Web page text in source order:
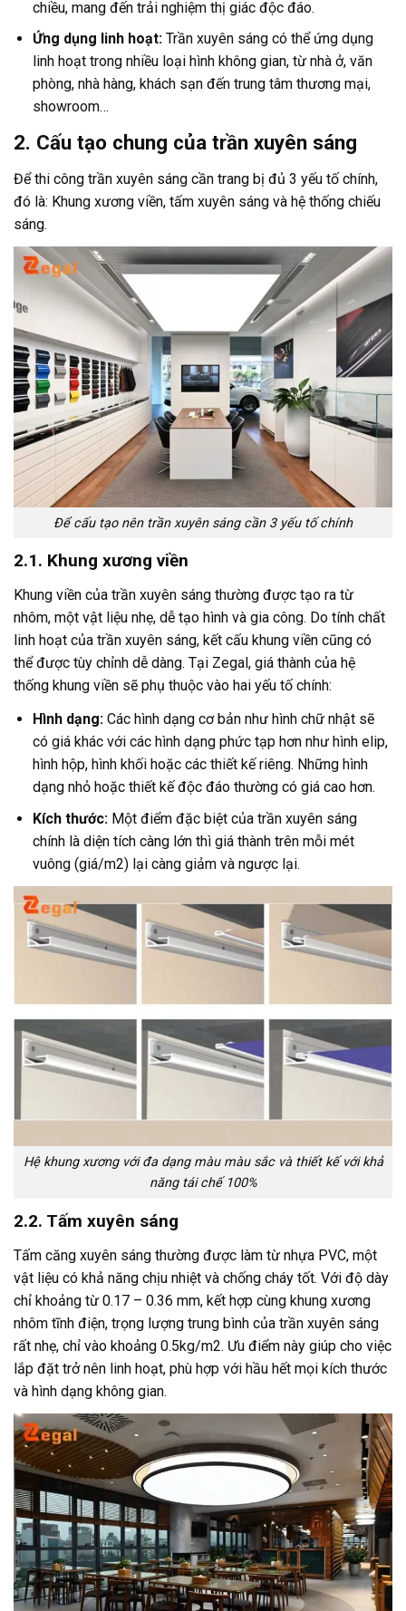
chiều, mang đến trải nghiệm thị giác độc đáo.
Ứng dụng linh hoạt: Trần xuyên sáng có thể ứng dụng
linh hoạt trong nhiều loại hình không gian, từ nhà ở, văn
phòng, nhà hàng, khách sạn đến trung tâm thương mại,
showroom…
2. Cấu tạo chung của trần xuyên sáng
Để thi công trần xuyên sáng cần trang bị đủ 3 yếu tố chính,
đó là: Khung xương viền, tấm xuyên sáng và hệ thống chiếu
sáng.
Để cấu tạo nên trần xuyên sáng cần 3 yếu tố chính
2.1. Khung xương viền
Khung viền của trần xuyên sáng thường được tạo ra từ
nhôm, một vật liệu nhẹ, dễ tạo hình và gia công. Do tính chất
linh hoạt của trần xuyên sáng, kết cấu khung viền cũng có
thể được tùy chỉnh dễ dàng. Tại Zegal, giá thành của hệ
thống khung viền sẽ phụ thuộc vào hai yếu tố chính:
Hình dạng: Các hình dạng cơ bản như hình chữ nhật sẽ
có giá khác với các hình dạng phức tạp hơn như hình elip,
hình hộp, hình khối hoặc các thiết kế riêng. Những hình
dạng nhỏ hoặc thiết kế độc đáo thường có giá cao hơn.
Kích thước: Một điểm đặc biệt của trần xuyên sáng
chính là diện tích càng lớn thì giá thành trên mỗi mét
vuông (giá/m2) lại càng giảm và ngược lại.
Hệ khung xương với đa dạng màu màu sắc và thiết kế với khả
năng tái chế 100%
2.2. Tấm xuyên sáng
Tấm căng xuyên sáng thường được làm từ nhựa PVC, một
vật liệu có khả năng chịu nhiệt và chống cháy tốt. Với độ dày
chỉ khoảng từ 0.17 – 0.36 mm, kết hợp cùng khung xương
nhôm tĩnh điện, trọng lượng trung bình của trần xuyên sáng
rất nhẹ, chỉ vào khoảng 0.5kg/m2. Ưu điểm này giúp cho việc
lắp đặt trở nên linh hoạt, phù hợp với hầu hết mọi kích thước
và hình dạng không gian.